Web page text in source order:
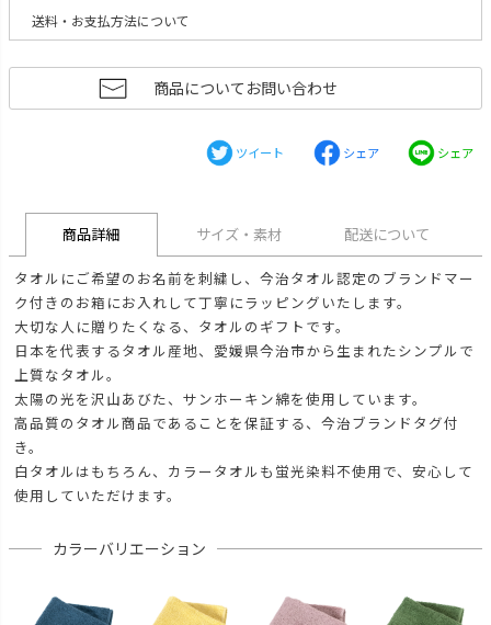
送料・お支払方法について
商品についてお問い合わせ
ツイート シェア シェア
商品詳細 サイズ・素材 配送について
タオルにご希望のお名前を刺繍し、今治タオル認定のブランドマー
ク付きのお箱にお入れして丁寧にラッピングいたします。
大切な人に贈りたくなる、タオルのギフトです。
日本を代表するタオル産地、愛媛県今治市から生まれたシンプルで
上質なタオル。
太陽の光を沢山あびた、サンホーキン綿を使用しています。
高品質のタオル商品であることを保証する、今治ブランドタグ付
き。
白タオルはもちろん、カラータオルも蛍光染料不使用で、安心して
使用していただけます。
カラーバリエーション